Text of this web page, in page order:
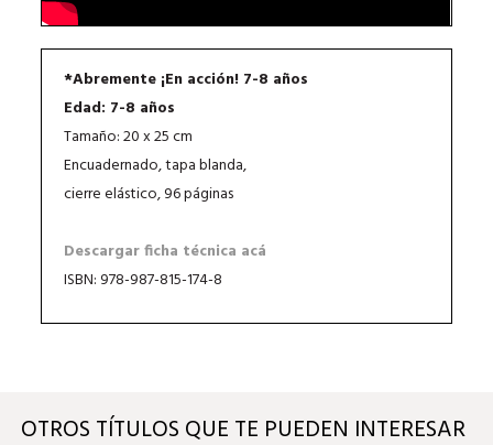
*Abremente ¡En acción! 7-8 años
Edad: 7-8 años
Tamaño: 20 x 25 cm
Encuadernado, tapa blanda,
cierre elástico, 96 páginas
Descargar ficha técnica acá
ISBN: 978-987-815-174-8
OTROS TÍTULOS QUE TE PUEDEN INTERESAR